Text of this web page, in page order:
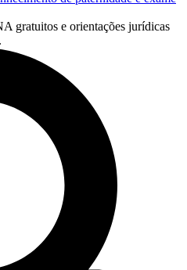
gratuitos e orientações jurídicas